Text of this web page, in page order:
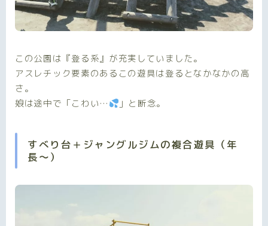
この公園は『登る系』が充実していました。
アスレチック要素のあるこの遊具は登るとなかなかの高
さ。
娘は途中で「こわい…
」と断念。
すべり台＋ジャングルジムの複合遊具（年
長〜）